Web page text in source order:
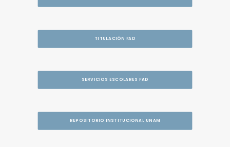
TITULACIÓN FAD
SERVICIOS ESCOLARES FAD
REPOSITORIO INSTITUCIONAL UNAM